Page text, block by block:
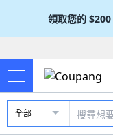
領取您的 $200
全部